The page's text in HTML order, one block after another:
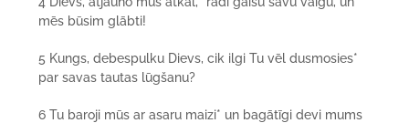
mēs būsim glābti!
5 Kungs, debespulku Dievs, cik ilgi Tu vēl dusmosies*
par savas tautas lūgšanu?
6 Tu baroji mūs ar asaru maizi* un bagātīgi devi mums